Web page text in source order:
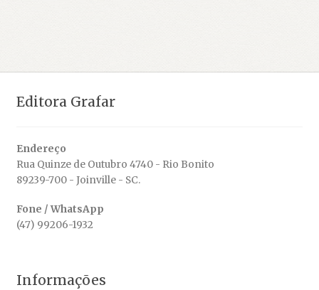
Editora Grafar
Endereço
Rua Quinze de Outubro 4740 - Rio Bonito
89239-700 - Joinville - SC.
Fone / WhatsApp
(47) 99206-1932
Informações